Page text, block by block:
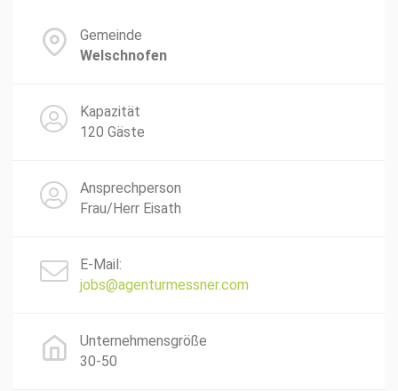
Gemeinde
Welschnofen
Kapazität
120 Gäste
Ansprechperson
Frau/Herr Eisath
E-Mail:
jobs@agenturmessner.com
Unternehmensgröße
30-50